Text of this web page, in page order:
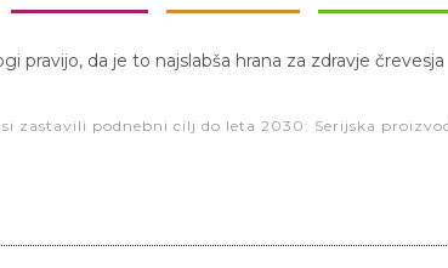
Zakaj je pred spanjem dobro pojesti žlico medu?
si zastavili podnebni cilj do leta 2030: Serijska